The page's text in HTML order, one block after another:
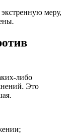
меру,
либо
Это